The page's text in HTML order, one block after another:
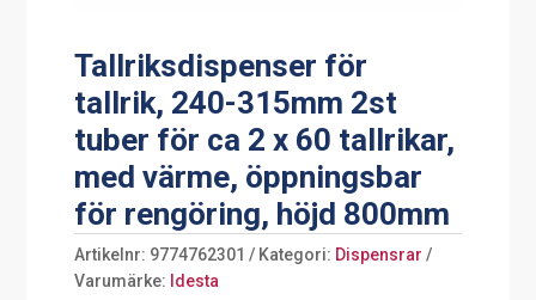
Tallriksdispenser för
tallrik, 240-315mm 2st
tuber för ca 2 x 60 tallrikar,
med värme, öppningsbar
för rengöring, höjd 800mm
Artikelnr: 9774762301 Kategori: Dispensrar
Varumärke: Idesta